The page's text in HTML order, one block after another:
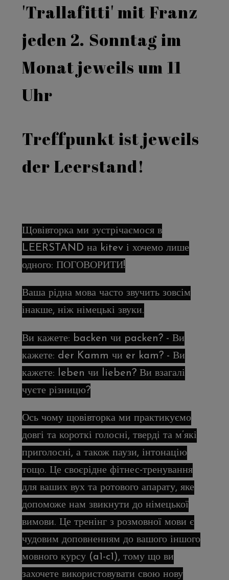
'Trallafitti' mit Franz
jeden 2. Sonntag im
Monat jeweils um 11
Uhr
Treffpunkt ist jeweils
der Leerstand!
Щовівторка ми зустрічаємося в
LEERSTAND на kitev і хочемо лише
одного: ПОГОВОРИТИ!
Ваша рідна мова часто звучить зовсім
інакше, ніж німецькі звуки.
Ви кажете: backen чи packen? - Ви
кажете: der Kamm чи er kam? - Ви
кажете: leben чи lieben? Ви взагалі
чуєте різницю?
Ось чому щовівторка ми практикуємо
довгі та короткі голосні, тверді та м’які
приголосні, а також паузи, інтонацію
тощо. Це своєрідне фітнес-тренування
для ваших вух та ротового апарату, яке
допоможе нам звикнути до німецької
вимови. Це тренінг з розмовної мови є
чудовим доповненням до вашого іншого
мовного курсу (a1-c1), тому що ви
захочете використовувати свою нову